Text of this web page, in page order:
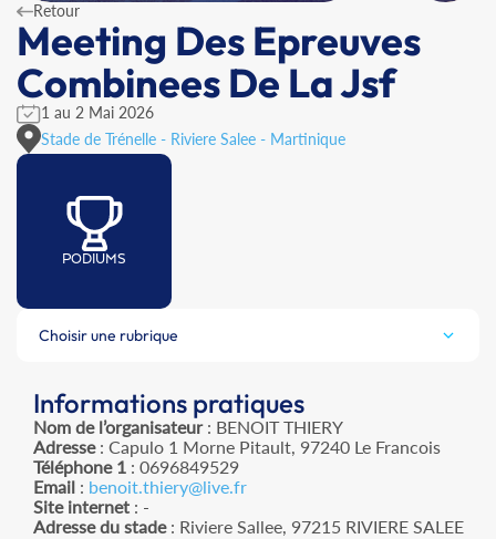
Retour
Meeting Des Epreuves
Combinees De La Jsf
1 au 2 Mai 2026
Stade de Trénelle - Riviere Salee - Martinique
PODIUMS
Choisir une rubrique
Informations pratiques
Nom de l’organisateur: BENOIT THIERY
Adresse: Capulo 1 Morne Pitault, 97240 Le Francois
Téléphone 1: 0696849529
Email: benoit.thiery@live.fr
Site internet: -
Adresse du stade: Riviere Sallee, 97215 RIVIERE SALEE